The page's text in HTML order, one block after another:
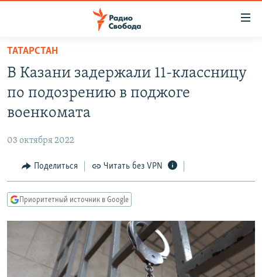
упрощенного
доступа
основному
Вернутся
Вернутся
АВТОРСКИЕ ПРОЕКТЫ
МНЕНИЯ
КУЛЬТУРА
КАВКАЗ.РЕАЛИИ
СЕВЕР.РЕАЛИИ
СИБИРЬ.РЕАЛИИ
РАСПИСАНИЕ ВЕЩАНИЯ
ТАТАРСТАН
В Казани задержали 11-классницу
по подозрению в поджоге
военкомата
03 октября 2022
Поделиться Читать без VPN
Приоритетный источник в Google